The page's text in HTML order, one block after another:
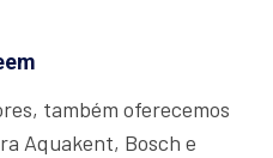
também oferecemos
Aquakent, Bosch e